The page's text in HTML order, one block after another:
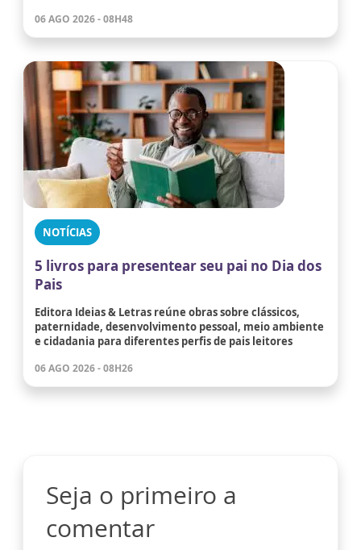
06 AGO 2026 - 08H48
NOTÍCIAS
5 livros para presentear seu pai no Dia dos
Pais
Editora Ideias & Letras reúne obras sobre clássicos,
paternidade, desenvolvimento pessoal, meio ambiente
e cidadania para diferentes perfis de pais leitores
06 AGO 2026 - 08H26
Seja o primeiro a
comentar